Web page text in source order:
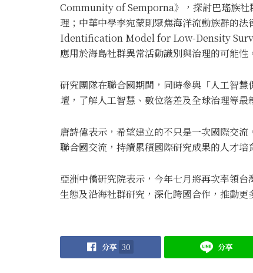
Community of Semporna》，探討巴瑤族社
理；中華中學李宛蒙則聚焦海洋流動族群的
Identification Model for Low-Density
應用於海島社群異常活動識別與治理的可能性
研究團隊在聯合國期間，同時參與「人工智
壇，了解人工智慧、數位落差及全球治理等最
唐詩偉表示，希望建立的不只是一次國際交
聯合國交流，持續累積國際研究成果的人才
亞洲中僑研究院表示，今年七月將再次率領
生態及沿海社群研究，深化跨國合作，推動更
分享 30 分享